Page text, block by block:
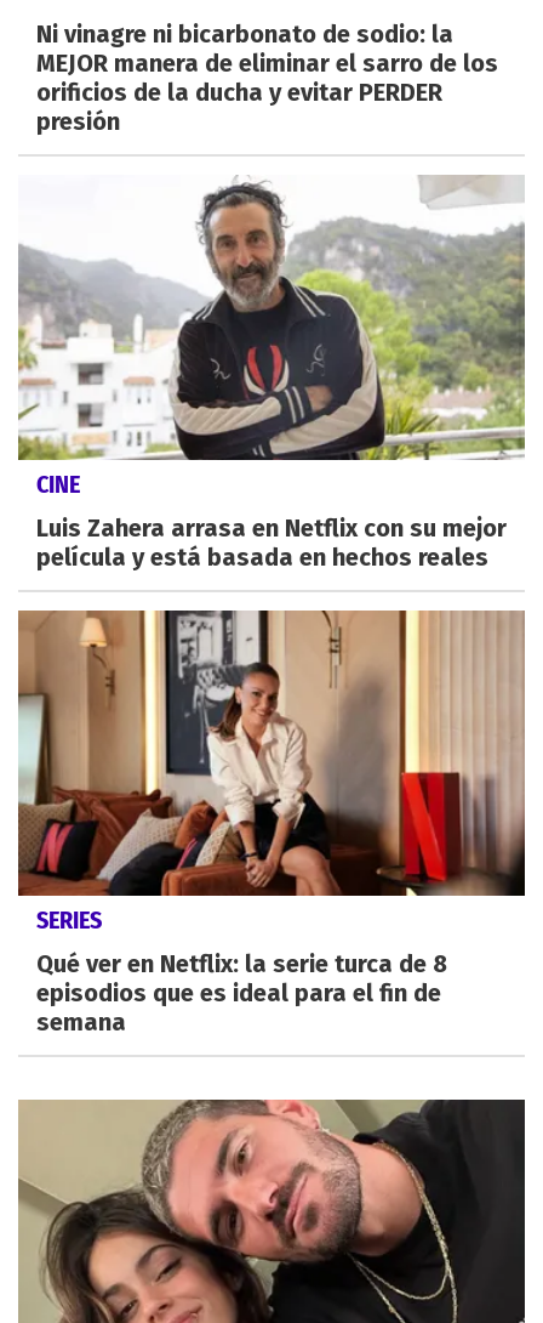
Ni vinagre ni bicarbonato de sodio: la
MEJOR manera de eliminar el sarro de los
orificios de la ducha y evitar PERDER
presión
CINE
Luis Zahera arrasa en Netflix con su mejor
película y está basada en hechos reales
SERIES
Qué ver en Netflix: la serie turca de 8
episodios que es ideal para el fin de
semana